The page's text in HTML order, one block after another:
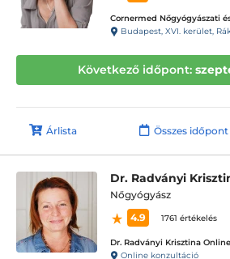
Budapest, XVI. kerület,
Következő időpont:
Árlista Összes időpont
Dr. Radványi
Nőgyógyász
4.9
1761 értékelés
Dr. Radványi Krisztina
Online konzultáció